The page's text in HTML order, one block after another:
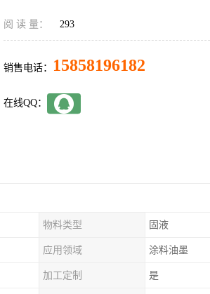
阅 读 量： 293
销售电话： 15858196182
在线QQ：
物料类型 固液
应用领域 涂料油墨
加工定制 是